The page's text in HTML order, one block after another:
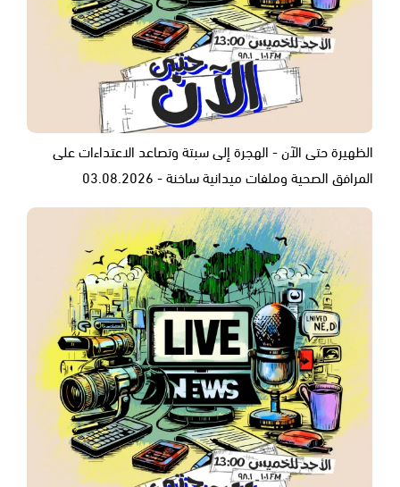
الظهيرة حتى الآن - الهجرة إلى سبتة وتصاعد الاعتداءات على
المرافق الصحية وملفات ميدانية ساخنة - 03.08.2026